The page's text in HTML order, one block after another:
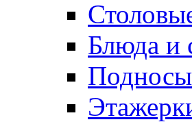
Блюда и
Подносы